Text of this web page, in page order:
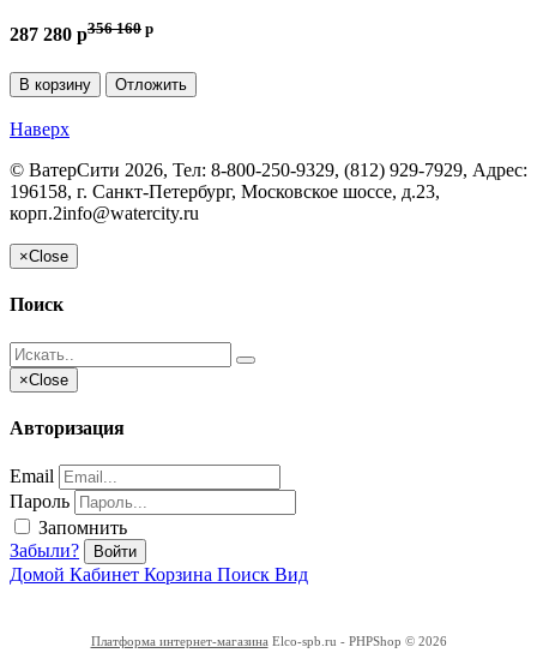
287 280 p356 160 p
В корзину Отложить
Наверх
© ВатерСити 2026, Тел: 8-800-250-9329, (812) 929-7929, Адрес:
196158, г. Санкт-Петербург, Московское шоссе, д.23,
корп.2info@watercity.ru
×Close
Поиск
×Close
Авторизация
Email
Пароль
Запомнить
Забыли?
Войти
Домой Кабинет Корзина Поиск Вид
Платформа интернет-магазина Elco-spb.ru - PHPShop © 2026